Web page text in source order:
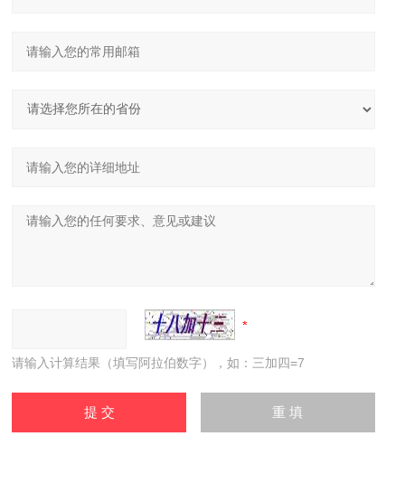
请输入计算结果（填写阿拉伯数字），如：三加四=7